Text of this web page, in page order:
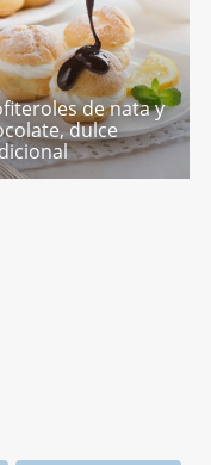
de nata y
dulce